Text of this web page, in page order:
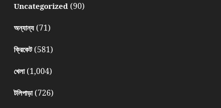
Uncategorized(90)
অন্যান্য(71)
ক্রিকেট(581)
খেলা(1,004)
টলিপাড়া(726)